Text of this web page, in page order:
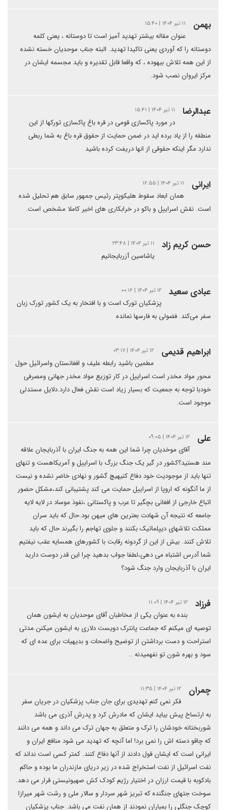
بهمن ۱۱ تیر ۱۴۰۴ | ۱۵:۴۰
عنوان مقاله بیشتر تهدید آمیز است تا دوستانه ، یعنی کلمه
دوستانه را که آوردی یعنی تاکیدا تهدید. البته جناب موحدیان خسته نشده
از این همه تلاش بیهوده ، که واقعا قابل تقدیره و باید مجسمه ایشان در
مرکز ایروان نصب شود.
عبدالرضا ۱۱ تیر ۱۴۰۴ | ۱۵:۴۱
در مورد پاکسازی قومی در قره باغ پاکسازی تورکها از این
منطقه را از یاد برده اید در ضمن حمایت از حقوق قره باغ به شما ربطی
ندارد مگر اینکه حقوقی از انها دریفت کرده باشید
ایرانی ۱۱ تیر ۱۴۰۴ | ۱۶:۵۵
همان ابعاد سقوط هلیکوپتر رئیس جمهور سابق هم تحلیل شده
است. نقش اسراییل و باکو در خرابکاری های اخیر کاملا مشخص است.
حسن كريم زاد ۱۱ تیر ۱۴۰۴ | ۲۳:۴۸
یاشاسین آزربایجانیم
عبادی سعید ۱۲ تیر ۱۴۰۴ | ۰۰:۱۶
پزشکیان تورک است و با افتخار به یک کشور تورک زبان
سفر می‌کند. فضولی به فارسها نمانده
ابراهیم قدیمی ۱۲ تیر ۱۴۰۴ | ۰۳:۱۷
مطمین باشید رابطه علیف و افغانستان واسرائیل حول
محور مواد مخدر است.اسراییل در کار توزیع مواد مخدر جهانی ومصرفی
خودبا توجه به جمعیت که بسیار زیاد است نقش فعال دارد.دلایل مستدلی
موجود است.
علی ۱۲ تیر ۱۴۰۴ | ۰۹:۰۵
آقای موخدیان چرا شما این همه به جنگ ایران با آذربایجان علاقه
مند هستید؟کشور در گیر یک جنگ بزرگ با اسراییل و آمریکاهست و تنهای
تنها باید از موجودیت خود دفاع کنیهیچ گشور و نهادی خاضر نشده و نیست
از ما آنگونه که اروپا از اسراییل حمایت می کند پشتیبانی کند،مشکل حضور
اتباع خارجی از افغانی بچگیر تا عرب و پاکستانی ،نفوذ موساد در لایه لایه
جامعه که نتیجه آن شهادت بعترین های میهن بود.حال که باید سران
مملکت تلاشهای دیپلماتیک بکنند و جلوی تهاجم را بگیرند حال که باید
تلاش کنند. بیش از این از گردونه رقابت با کشورهای همسایه عقب نیفتیم
شما آدرس اشتباه می دهی،لطفا جواب بدهید چرا این قدر دوست دارید
ایران با آذربایجان وارد جنگ شود؟
فرزاد ۱۲ تیر ۱۴۰۴ | ۱۱:۰۹
بنده به عنوان یکی از مخاطبان آقای موحدیان به ایشون همان
توصیه ای میکنم که جماعت پانترک دویست دلاری به ایشون میکنن.مدتی
استراحت و دست برداشتن از توضیح واضحات و بدیهیات برای عده ای که
سود و بهره شون تو نفهمیدنه ..
چمران ۱۲ تیر ۱۴۰۴ | ۱۱:۳۵
فکر نمی کنم تهدیدی برای جان جناب پزشکیان در جریان سفر
به ارتساخ پیش بیاید ایشان که مادرش کرد و پدرش آذری می باشد
شوربختانه خودشان را ترک و متعلق به جهان ترک می داند و همه می دانند
که چاقو دسته اش را نمی برد! اما آنچه که تهدید می شود منافع ایران و
ایرانی است که ایشان قول دادند از آنها دفاع کنند. کمتر کسی است نداند که
نفت اسرائیل از نفت استخراج شده در زیر دریای مازندران ما بوده و حاکم
بادکوبه با قیمت ارزان در اختیار رژیم کودک کش صهیونیستی قرار می دهد.
سوخت جتهای جنگنده که تبریز شهر سردار و سالار ملی و رشت شهر میرازا
کوچک جنگلی را بمباران نمودند از همان نفت می باشد. جناب پزشکیان